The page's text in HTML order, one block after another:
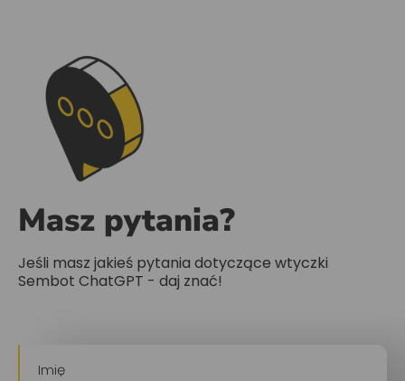
Masz pytania?
Jeśli masz jakieś pytania dotyczące wtyczki
Sembot ChatGPT - daj znać!
Imię